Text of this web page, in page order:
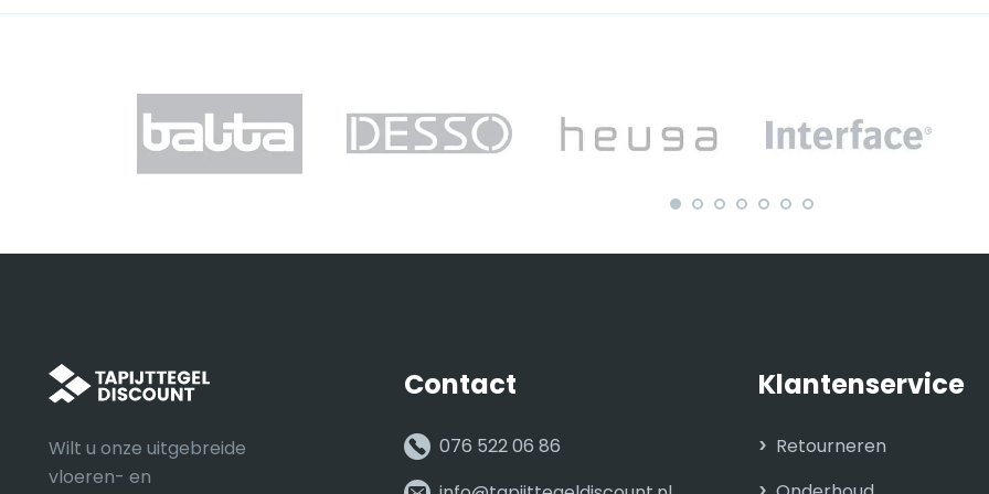
Wilt u onze uitgebreide
vloeren- en
Contact
076 522 06 86
Klantenservice
Retourneren